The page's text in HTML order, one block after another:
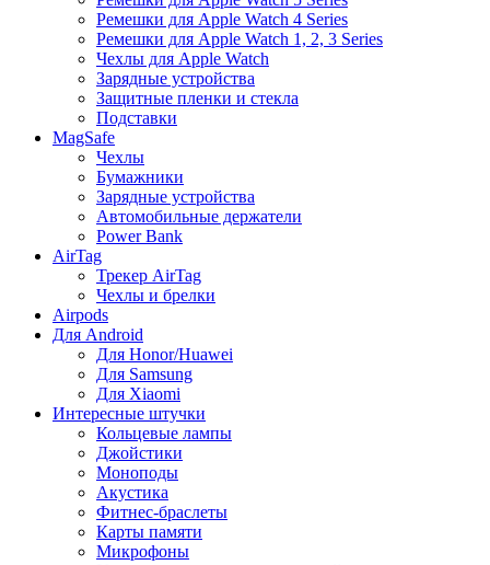
Ремешки для Apple Watch 4 Series
Ремешки для Apple Watch 1, 2, 3 Series
Чехлы для Apple Watch
Зарядные устройства
Защитные пленки и стекла
Подставки
MagSafe
Чехлы
Бумажники
Зарядные устройства
Автомобильные держатели
Power Bank
AirTag
Трекер AirTag
Чехлы и брелки
Airpods
Для Android
Для Honor/Huawei
Для Samsung
Для Xiaomi
Интересные штучки
Кольцевые лампы
Джойстики
Моноподы
Акустика
Фитнес-браслеты
Карты памяти
Микрофоны